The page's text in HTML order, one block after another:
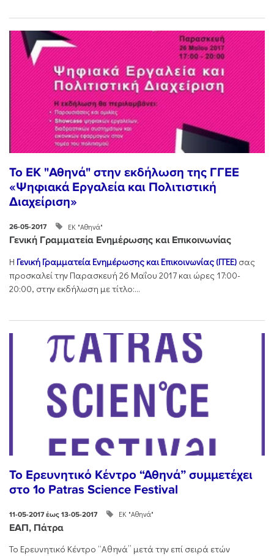
To EK "Αθηνά" στην εκδήλωση της ΓΓΕΕ
«Ψηφιακά Εργαλεία και Πολιτιστική
Διαχείριση»
26-05-2017 ΕΚ "Αθηνά"
Γενική Γραμματεία Ενημέρωσης και Επικοινωνίας
Η Γενική Γραμματεία Ενημέρωσης και Επικοινωνίας (ΓΓΕΕ) σας
προσκαλεί την Παρασκευή 26 Μαΐου 2017 και ώρες 17:00-
20:00, στην εκδήλωση με τίτλο:...
Το Ερευνητικό Κέντρο “Αθηνά” συμμετέχει
στο 1o Patras Science Festival
11-05-2017 έως 13-05-2017 ΕΚ "Αθηνά"
ΕΑΠ, Πάτρα
Το Ερευνητικό Κέντρο “Αθηνά” μετά την επί σειρά ετών